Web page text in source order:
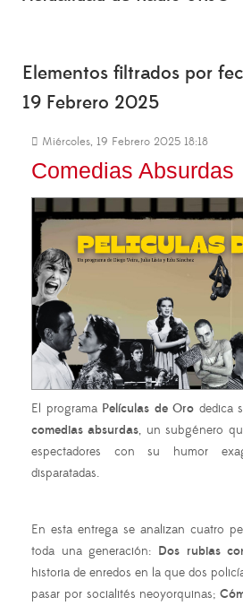
Elementos filtrados por
19 Febrero 2025
Miércoles, 19 Febrero 2025 18:18
Comedias Absurdas
El programa Películas de Oro dedica
comedias absurdas, un subgénero
espectadores con su humor
disparatadas.
En esta entrega se analizan cuatro
toda una generación: Dos rubias
historia de enredos en la que dos
pasar por socialités neoyorquinas;